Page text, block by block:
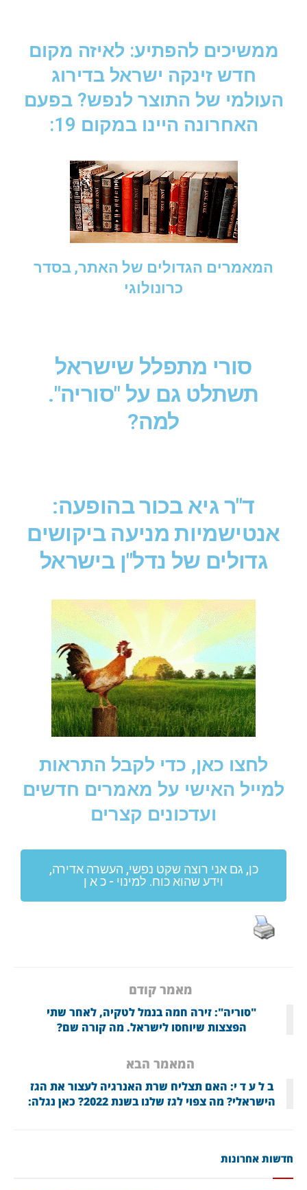
ממשיכים להפתיע: לאיזה מקום
חדש זינקה ישראל בדירוג
העולמי של התוצר לנפש? בפעם
האחרונה היינו במקום 19:
המאמרים הגדולים של האתר, בסדר
כרונולוגי
סורי מתפלל שישראל
תשתלט גם על "סוריה".
למה?
ד"ר גיא בכור בהופעה:
אנטישמיות מניעה ביקושים
גדולים של נדל"ן בישראל
לחצו כאן, כדי לקבל התראות
למייל האישי על מאמרים חדשים
ועדכונים קצרים
כן, גם אני רוצה שקט נפשי, העשרה אדירה,
וידע שהוא כוח. למינוי - כ א ן
מאמר קודם
"סוריה": זירה חמה בנמל לטקיה, לאחר שתי
הפצצות שיוחסו לישראל. מה קורה שם?
המאמר הבא
ב ל ע ד י: האם תצליח שרת האנרגיה לעצור את הגז
הישראלי? מה צפוי לגז שלנו בשנת 2022? כאן נגלה:
חדשות אחרונות